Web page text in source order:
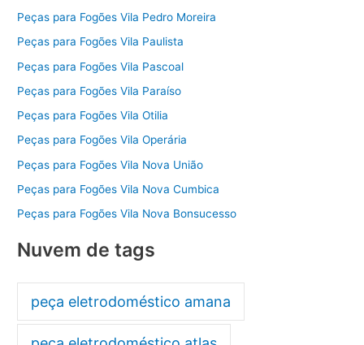
Peças para Fogões Vila Pedro Moreira
Peças para Fogões Vila Paulista
Peças para Fogões Vila Pascoal
Peças para Fogões Vila Paraíso
Peças para Fogões Vila Otilia
Peças para Fogões Vila Operária
Peças para Fogões Vila Nova União
Peças para Fogões Vila Nova Cumbica
Peças para Fogões Vila Nova Bonsucesso
Nuvem de tags
peça eletrodoméstico amana